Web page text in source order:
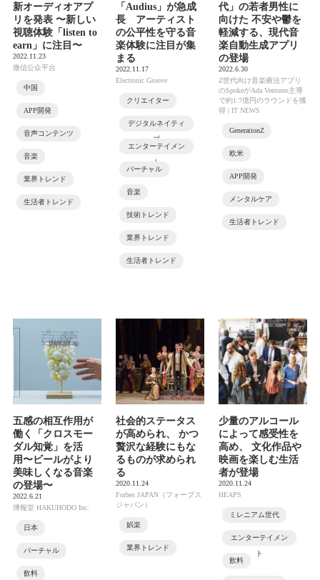
新オーディオアプ
リを発表 〜新しい
視聴体験「listen to
earn」に注目〜
2022.11.23
微信公众平台
中国
APP開発
音声コンテンツ
音楽
業界トレンド
生活者トレンド
「Audius」が急成
長 アーティスト
の公平性を守る音
楽体験に注目が集
まる
2022.11.17
Electronic Groove
クリエイター
デジタルネイティ
ブ
エンターテイメン
ト
バーチャル
音楽
技術トレンド
業界トレンド
生活者トレンド
代」の若者男性に
向けた 不安や鬱を
軽減する、現代音
楽自動生成アプリ
の登場
2022.6.30
Z世代向け音楽療法アプリ
のSpokeがAda Ventures主導
で約1.7億円のラウンドを獲
得 | IT NEWS
GenerationZ
欧米
APP開発
メンタルケア
生活者トレンド
五感の相互作用が
働く「クロスモー
ダル知覚」を活
用〜ビールがより
美味しくなる音楽
の登場〜
2022.6.21
博報堂 HAKUHODO Inc.
日本
バーチャル
飲料
社会的ステータス
が高められ、 かつ
贅沢な経験にもな
るものが求められ
る
2020.11.24
Forbes JAPAN（フォーブス
ジャパン）
娯楽
業界トレンド
少量のアルコール
によって感受性を
高め、 文化作品や
映画を楽しむ生活
者が登場
2020.11.24
HEAPS
ミレニアム世代
エンターテイメン
ト
飲料